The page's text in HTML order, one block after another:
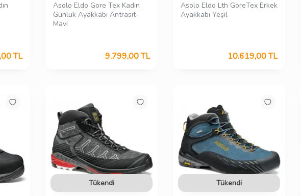
TL
Asolo Eldo Gore Tex Kadın
Günlük Ayakkabı Antrasit-
Mavi
9.799,00TL
Asolo Eldo Lth GoreTex Erkek
Ayakkabı Yeşil
10.619,00TL
Tükendi Tükendi